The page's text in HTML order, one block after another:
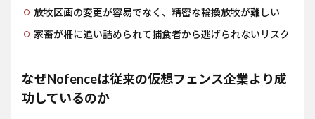
放牧区画の変更が容易でなく、精密な輪換放牧が難しい
家畜が柵に追い詰められて捕食者から逃げられないリスク
なぜNofenceは従来の仮想フェンス企業より成
功しているのか